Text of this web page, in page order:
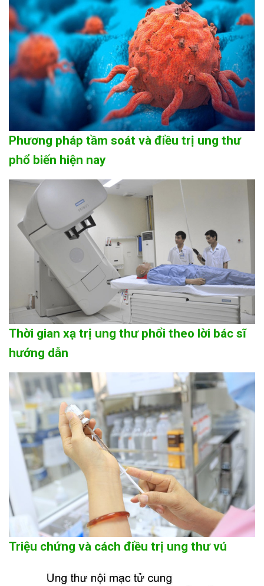
Phương pháp tầm soát và điều trị ung thư
phổ biến hiện nay
Thời gian xạ trị ung thư phổi theo lời bác sĩ
hướng dẫn
Triệu chứng và cách điều trị ung thư vú